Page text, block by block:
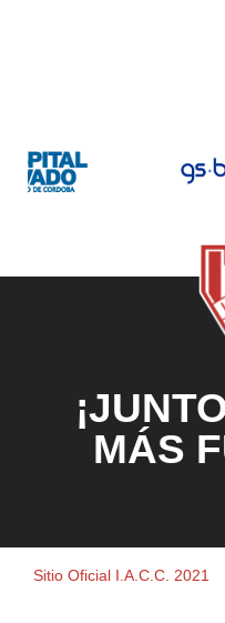
MÁS
Sitio Oficial I.A.C.C. 2021